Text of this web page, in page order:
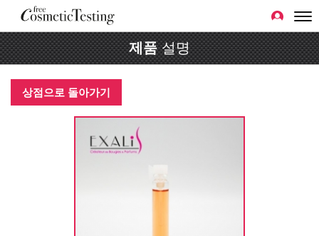
제품설명
상점으로 돌아가기